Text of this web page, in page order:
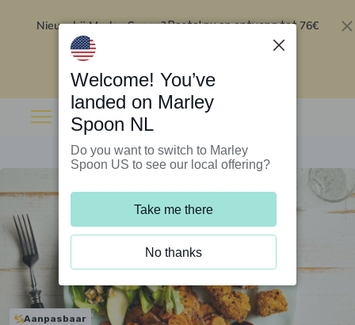
Nieuw bij Marley Spoon?Bestel nu en ontvang tot 76€
Aanpasbaar
Welcome! You’ve
landed on Marley
Spoon NL
Do you want to switch to Marley
Spoon US to see our local offering?
Take me there
No thanks